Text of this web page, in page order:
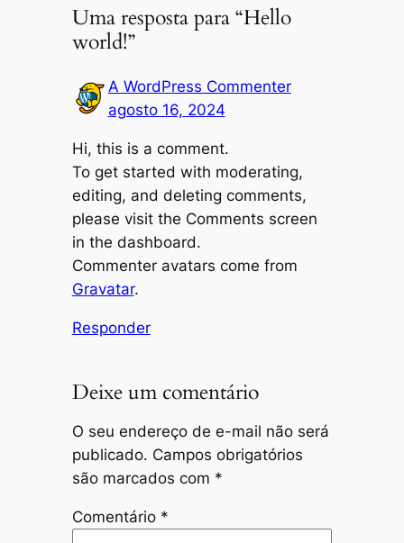
Uma resposta para “Hello
world!”
A WordPress Commenter
agosto 16, 2024
Hi, this is a comment.
To get started with moderating,
editing, and deleting comments,
please visit the Comments screen
in the dashboard.
Commenter avatars come from
Gravatar.
Responder
Deixe um comentário
O seu endereço de e-mail não será
publicado. Campos obrigatórios
são marcados com *
Comentário *